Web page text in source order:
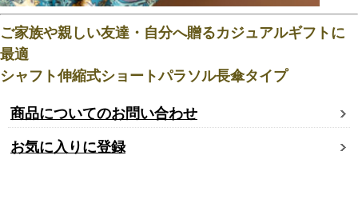
ご家族や親しい友達・自分へ贈るカジュアルギフトに
最適
シャフト伸縮式ショートパラソル長傘タイプ
商品についてのお問い合わせ
お気に入りに登録